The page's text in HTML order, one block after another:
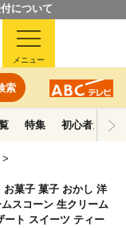
について
索
メニュー
特集 初心者ガイド
お菓子 菓子 おかし 洋
スコーン 生クリーム
ート スイーツ ティー